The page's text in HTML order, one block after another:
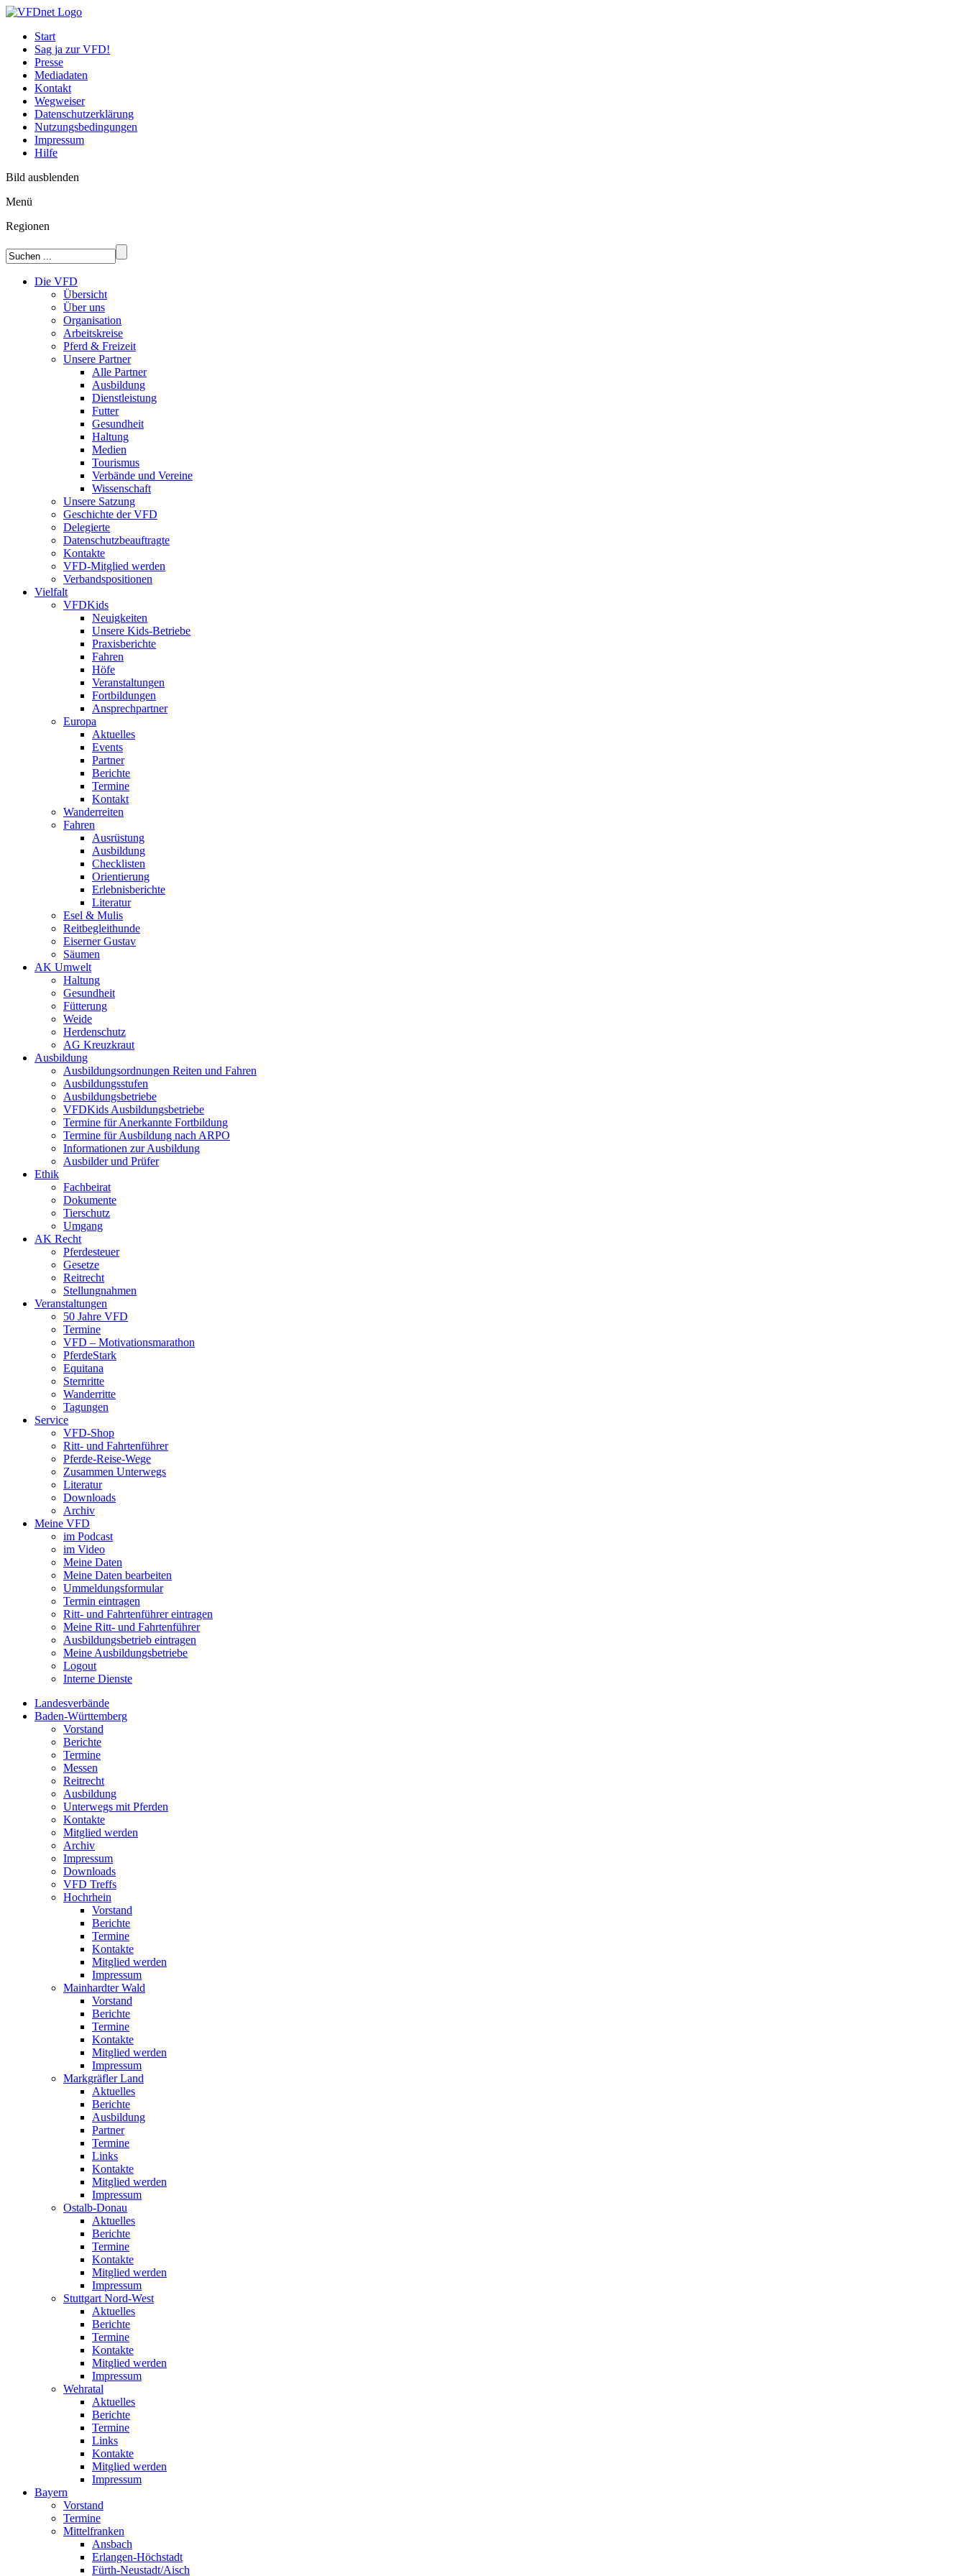
Start
Sag ja zur VFD!
Presse
Mediadaten
Kontakt
Wegweiser
Datenschutzerklärung
Nutzungsbedingungen
Impressum
Hilfe
Bild ausblenden
Menü
Regionen
Die VFD
Übersicht
Über uns
Organisation
Arbeitskreise
Pferd & Freizeit
Unsere Partner
Alle Partner
Ausbildung
Dienstleistung
Futter
Gesundheit
Haltung
Medien
Tourismus
Verbände und Vereine
Wissenschaft
Unsere Satzung
Geschichte der VFD
Delegierte
Datenschutzbeauftragte
Kontakte
VFD-Mitglied werden
Verbandspositionen
Vielfalt
VFDKids
Neuigkeiten
Unsere Kids-Betriebe
Praxisberichte
Fahren
Höfe
Veranstaltungen
Fortbildungen
Ansprechpartner
Europa
Aktuelles
Events
Partner
Berichte
Termine
Kontakt
Wanderreiten
Fahren
Ausrüstung
Ausbildung
Checklisten
Orientierung
Erlebnisberichte
Literatur
Esel & Mulis
Reitbegleithunde
Eiserner Gustav
Säumen
AK Umwelt
Haltung
Gesundheit
Fütterung
Weide
Herdenschutz
AG Kreuzkraut
Ausbildung
Ausbildungsordnungen Reiten und Fahren
Ausbildungsstufen
Ausbildungsbetriebe
VFDKids Ausbildungsbetriebe
Termine für Anerkannte Fortbildung
Termine für Ausbildung nach ARPO
Informationen zur Ausbildung
Ausbilder und Prüfer
Ethik
Fachbeirat
Dokumente
Tierschutz
Umgang
AK Recht
Pferdesteuer
Gesetze
Reitrecht
Stellungnahmen
Veranstaltungen
50 Jahre VFD
Termine
VFD – Motivationsmarathon
PferdeStark
Equitana
Sternritte
Wanderritte
Tagungen
Service
VFD-Shop
Ritt- und Fahrtenführer
Pferde-Reise-Wege
Zusammen Unterwegs
Literatur
Downloads
Archiv
Meine VFD
im Podcast
im Video
Meine Daten
Meine Daten bearbeiten
Ummeldungsformular
Termin eintragen
Ritt- und Fahrtenführer eintragen
Meine Ritt- und Fahrtenführer
Ausbildungsbetrieb eintragen
Meine Ausbildungsbetriebe
Logout
Interne Dienste
Landesverbände
Baden-Württemberg
Vorstand
Berichte
Termine
Messen
Reitrecht
Ausbildung
Unterwegs mit Pferden
Kontakte
Mitglied werden
Archiv
Impressum
Downloads
VFD Treffs
Hochrhein
Vorstand
Berichte
Termine
Kontakte
Mitglied werden
Impressum
Mainhardter Wald
Vorstand
Berichte
Termine
Kontakte
Mitglied werden
Impressum
Markgräfler Land
Aktuelles
Berichte
Ausbildung
Partner
Termine
Links
Kontakte
Mitglied werden
Impressum
Ostalb-Donau
Aktuelles
Berichte
Termine
Kontakte
Mitglied werden
Impressum
Stuttgart Nord-West
Aktuelles
Berichte
Termine
Kontakte
Mitglied werden
Impressum
Wehratal
Aktuelles
Berichte
Termine
Links
Kontakte
Mitglied werden
Impressum
Bayern
Vorstand
Termine
Mittelfranken
Ansbach
Erlangen-Höchstadt
Fürth-Neustadt/Aisch